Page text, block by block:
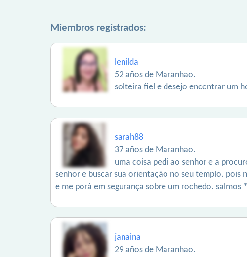
Miembros registrados:
lenilda
52 años de Maranhao.
solteira fiel e desejo encontrar um
sarah88
37 años de Maranhao.
uma coisa pedi ao senhor e a
senhor e buscar sua orientação no seu templo. pois
e me porá em segurança sobre um rochedo.
janaina
29 años de Maranhao.